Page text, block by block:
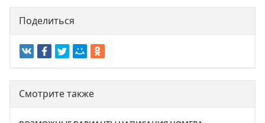
Поделиться
Смотрите также